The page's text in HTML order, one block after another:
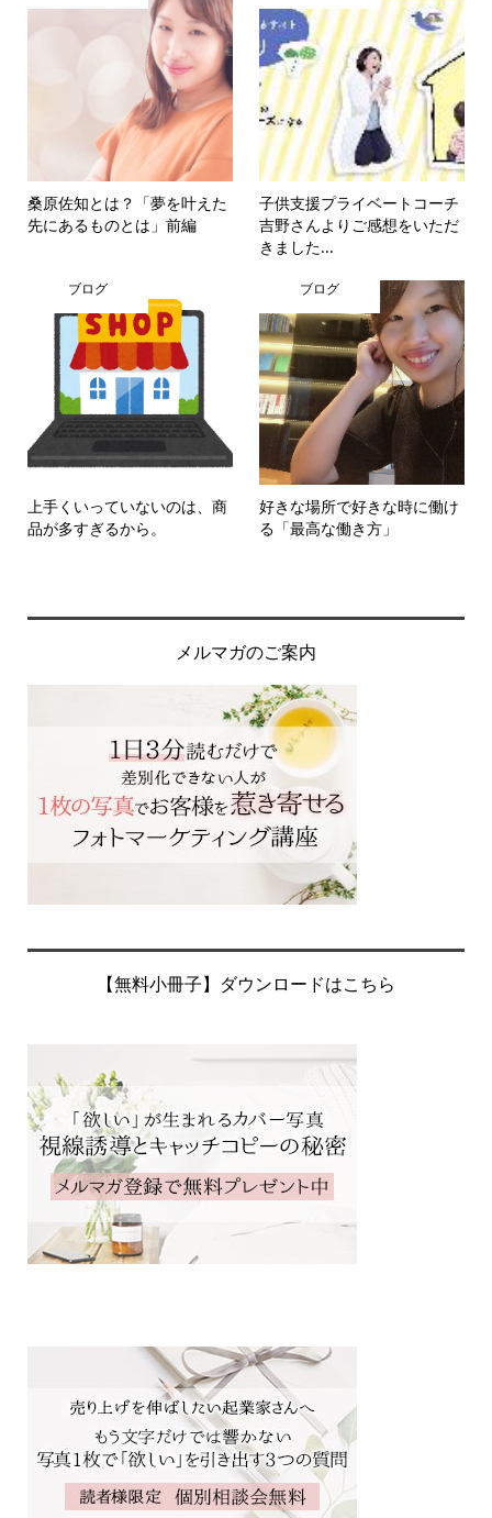
桑原佐知とは？「夢を叶えた
先にあるものとは」前編
子供支援プライベートコーチ
吉野さんよりご感想をいただ
きました...
ブログ
上手くいっていないのは、商
品が多すぎるから。
ブログ
好きな場所で好きな時に働け
る「最高な働き方」
メルマガのご案内
【無料小冊子】ダウンロードはこちら